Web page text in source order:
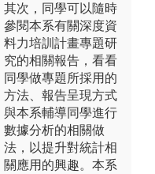
其次，同學可以隨時
參閱本系有關深度資
料力培訓計畫專題研
究的相關報告，看看
同學做專題所採用的
方法、報告呈現方式
與本系輔導同學進行
數據分析的相關做
法，以提升對統計相
關應用的興趣。本系